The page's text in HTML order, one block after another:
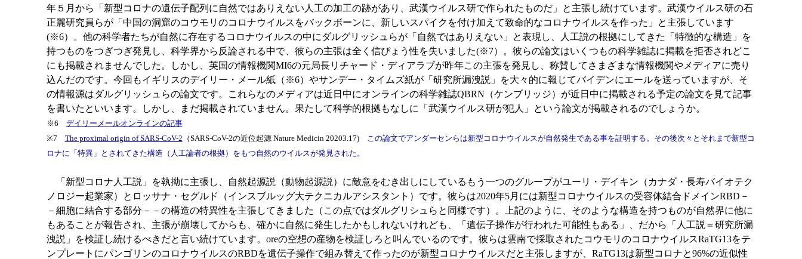
年５月から「新型コロナの遺伝子配列に自然ではありえない人工の加工の跡があり、武漢ウイルス研で作られたものだ」と主張し続けています。武漢ウイルス研の石
正麗研究員らが「中国の洞窟のコウモリのコロナウイルスをバックボーンに、新しいスパイクを付け加えて致命的なコロナウイルスを作った」と主張しています
(※6）。他の科学者たちが自然に存在するコロナウイルスの中にダルグリッシュらが「自然ではありえない」と表現し、人工説の根拠にしてきた「特徴的な構造」を
持つものをつぎつぎ発見し、科学界から反論される中で、彼らの主張は全く信ぴょう性を失いました(※7）。彼らの論文はいくつもの科学雑誌に掲載を拒否されどこ
にも掲載されませんでした。しかし、英国の情報機関MI6の元局長リチャード・ディアラブが昨年この主張を発見し、称賛してさまざまな情報機関やメディアに売り
込んだのです。今回もイギリスのデイリー・メール紙（※6）やサンデー・タイムズ紙が「研究所漏洩説」を大々的に報じてバイデンにエールを送っていますが、そ
の情報源はダルグリッシュらの論文です。これらなのメディアは近日中にオンラインの科学雑誌QBRN（ケンブリッジ）が近日中に掲載される予定の論文を見て記事
を書いたといいます。しかし、まだ掲載されていません。果たして科学的根拠もなしに「武漢ウイルス研が犯人」という論文が掲載されるのでしょうか。
※6 デイリーメールオンラインの記事
※7 The proximal origin of SARS-CoV-2 （SARS-CoV-2の近位起源 Nature Medicin 20203.17) この論文でアンダーセンらは新型コロナウイルスが自然発生である事を証明する。その後次々とそれまで新型コ
ロナに「特異」とされてきた構造（人工論者の根拠）をもつ自然のウイルスが発見された。
「新型コロナ人工説」を執拗に主張し、自然起源説（動物起源説）に敵意をむき出しにしているもう一つのグループがユーリ・デイキン（カナダ・長寿バイオテク
ノロジー起業家）とロッサナ・セグルド（インスブルッグ大テクニカルアシスタント）です。彼らは2020年5月には新型コロナウイルスの受容体結合ドメインRBD－
－細胞に結合する部分－－の構造の特異性を主張してきました（この点ではダルグリシュらと同様です）。上記のように、そのような構造を持つものが自然界に他に
もあることが報告され、主張が崩壊してからも、確かに自然に発生したかもしれないけれども、「遺伝子操作が行われた可能性もある」、だから「人工説＝研究所漏
洩説」を検証し続けるべきだと言い続けています。oreの空想の産物を検証しろと叫んでいるのです。彼らは雲南で採取されたコウモリのコロナウイルスRaTG13をテ
ンプレートにパンゴリンのコロナウイルスのRBDを遺伝子操作で組み替えて作ったのが新型コロナウイルスだと主張しますが、RaTG13は新型コロナと96%の近似性